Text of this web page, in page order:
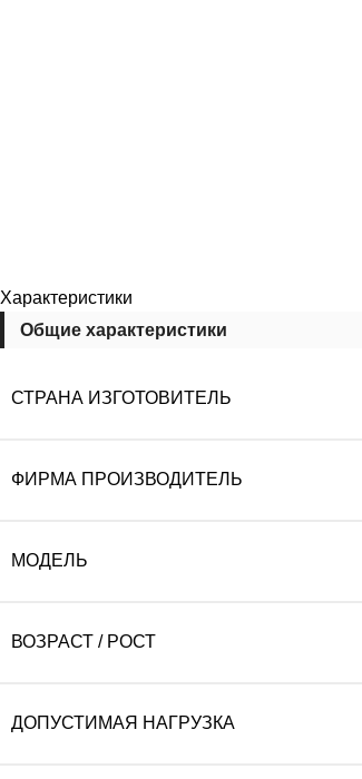
Характеристики
Общие характеристики
СТРАНА ИЗГОТОВИТЕЛЬ
ФИРМА ПРОИЗВОДИТЕЛЬ
МОДЕЛЬ
ВОЗРАСТ / РОСТ
ДОПУСТИМАЯ НАГРУЗКА